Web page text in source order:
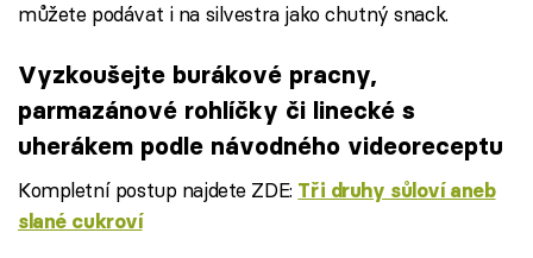
můžete podávat i na silvestra jako chutný snack.
Vyzkoušejte burákové pracny,
parmazánové rohlíčky či linecké s
uherákem podle návodného videoreceptu
Kompletní postup najdete ZDE: Tři druhy sůloví aneb
slané cukroví